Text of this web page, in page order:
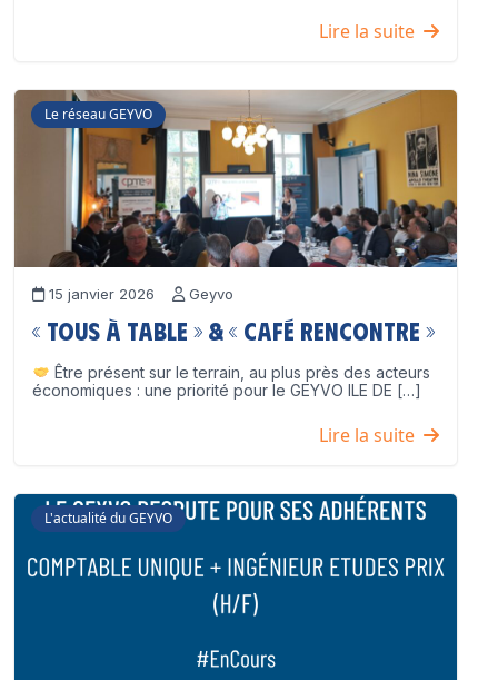
Lire la suite
Le réseau GEYVO
15 janvier 2026 Geyvo
« Tous à table » & « Café Rencontre »
Être présent sur le terrain, au plus près des acteurs
économiques : une priorité pour le GEYVO ILE DE […]
Lire la suite
L'actualité du GEYVO